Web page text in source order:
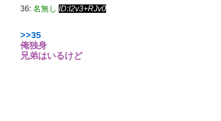
36: 名無し ID:I2v3+RJv0
>>35
俺独身
兄弟はいるけど